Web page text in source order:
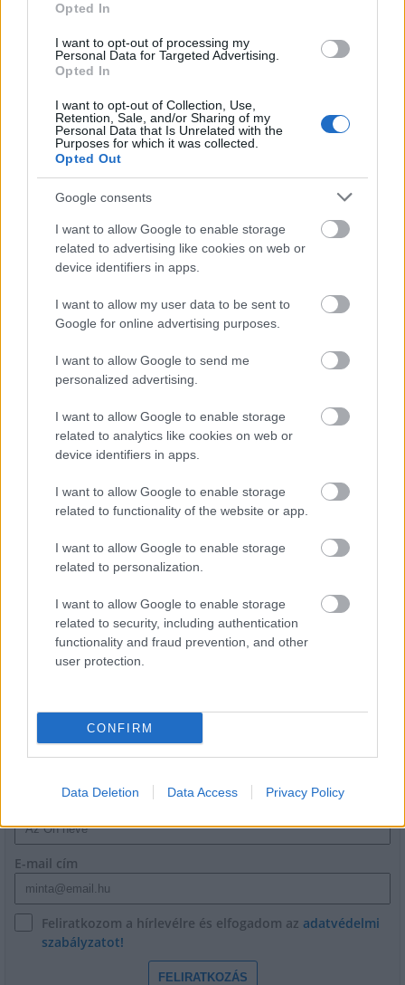
Opted In
I want to opt-out of processing my
Personal Data for Targeted Advertising.
Opted In
I want to opt-out of Collection, Use,
Retention, Sale, and/or Sharing of my
Personal Data that Is Unrelated with the
Purposes for which it was collected.
Opted Out
Google consents
I want to allow Google to enable storage
related to advertising like cookies on web or
device identifiers in apps.
I want to allow my user data to be sent to
Google for online advertising purposes.
I want to allow Google to send me
personalized advertising.
I want to allow Google to enable storage
related to analytics like cookies on web or
device identifiers in apps.
I want to allow Google to enable storage
related to functionality of the website or app.
I want to allow Google to enable storage
related to personalization.
I want to allow Google to enable storage
related to security, including authentication
functionality and fraud prevention, and other
user protection.
CONFIRM
Data Deletion Data Access Privacy Policy
Paks II.: Mit jelent az 5. blokk új mérföldköve a
felülvizsgálat árnyékában?
Nagy igazolás - Sokszoros bajnok érkezik a
Fehérvárhoz
Miért kulcsfontosságú a korszerű légtechnika az
egészségügyi intézményekben?
E-mail cím
Feliratkozom a hírlevélre és elfogadom az adatvédelmi
szabályzatot!
FELIRATKOZÁS